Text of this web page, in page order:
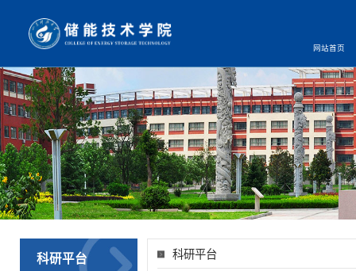
网站首页
科研平台 科研平台